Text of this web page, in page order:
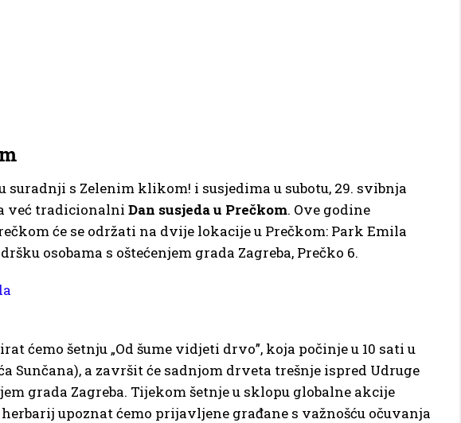
suradnji s Zelenim klikom! i susjedima u subotu, 29. svibnja
već tradicionalni Dan susjeda u Prečkom. Ove godine
će se održati na dvije lokacije u Prečkom: Park Emila
osobama s oštećenjem grada Zagreba, Prečko 6.
ćemo šetnju „Od šume vidjeti drvo”, koja počinje u 10 sati u
Sunčana), a završit će sadnjom drveta trešnje ispred Udruge
grada Zagreba. Tijekom šetnje u sklopu globalne akcije
upoznat ćemo prijavljene građane s važnošću očuvanja